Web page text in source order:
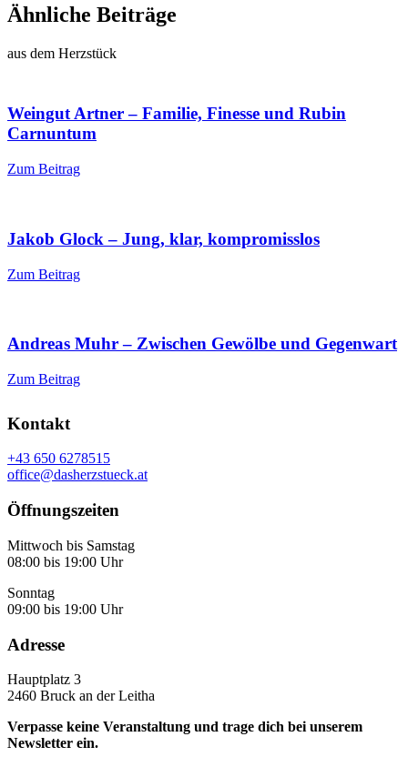
Ähnliche Beiträge
aus dem Herzstück
Weingut Artner – Familie, Finesse und Rubin
Carnuntum
Zum Beitrag
Jakob Glock – Jung, klar, kompromisslos
Zum Beitrag
Andreas Muhr – Zwischen Gewölbe und Gegenwart
Zum Beitrag
Kontakt
+43 650 6278515
office@dasherzstueck.at
Öffnungszeiten
Mittwoch bis Samstag
08:00 bis 19:00 Uhr
Sonntag
09:00 bis 19:00 Uhr
Adresse
Hauptplatz 3
2460 Bruck an der Leitha
Verpasse keine Veranstaltung und trage dich bei unserem
Newsletter ein.